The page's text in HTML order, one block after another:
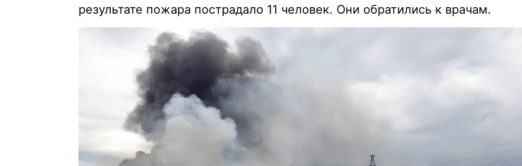
результате пожара пострадало 11 человек. Они обратились к врачам.